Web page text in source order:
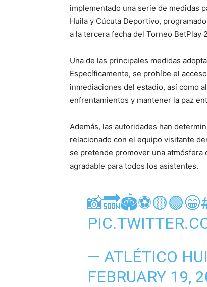
implementado una serie de medidas
Huila y Cúcuta Deportivo,
a la tercera fecha del Torneo BetPlay
Una de las principales medidas
Específicamente, se prohíbe el
inmediaciones del estadio, así como
enfrentamientos y mantener la paz
Además, las autoridades han
relacionado con el equipo visitante
se pretende promover una
agradable para todos los asistentes.
📸🔜🏟️⚽️🟡🟢😁
— ATLÉTICO
FEBRUARY 19,